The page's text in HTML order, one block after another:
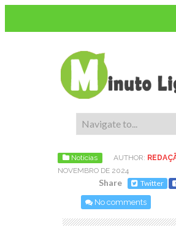
Notícias AUTHOR:
NOVEMBRO DE 2024
Share Twitter
No comments